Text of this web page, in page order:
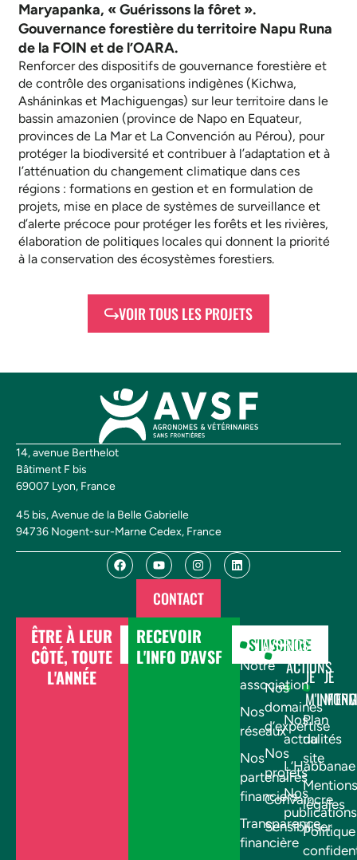
Maryapanka, « Guérissons la fôret ».
Gouvernance forestière du territoire Napu Runa
de la FOIN et de l’OARA.
Renforcer des dispositifs de gouvernance forestière et
de contrôle des organisations indigènes (Kichwa,
Asháninkas et Machiguengas) sur leur territoire dans le
bassin amazonien (province de Napo en Equateur,
provinces de La Mar et La Convención au Pérou), pour
protéger la biodiversité et contribuer à l’adaptation et à
l’atténuation du changement climatique dans ces
régions : formations en gestion et en formulation de
projets, mise en place de systèmes de surveillance et
d’alerte précoce pour protéger les forêts et les rivières,
élaboration de politiques locales qui donnent la priorité
à la conservation des écosystèmes forestiers.
VOIR TOUS LES PROJETS
14, avenue Berthelot
Bâtiment F bis
69007 Lyon, France
45 bis, Avenue de la Belle Gabrielle
94736 Nogent-sur-Marne Cedex, France
CONTACT
ÊTRE À LEUR
CÔTÉ, TOUTE
L'ANNÉE
DONNER
RECEVOIR
L'INFO D'AVSF
S'INSCRIRE
AVSF
Notre
association
Nos
réseaux
Nos
partenaires
financiers
Transparence
financière
NOS
ACTIONS
Nos
domaines
d’expertise
Nos
projets
Convaincre
Sensibiliser
JE
Nos
actualités
L’Habbanae
Nos
publications
JE
Plan
du
site
Mentions
légales